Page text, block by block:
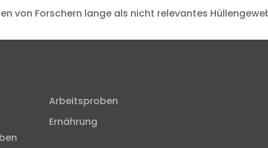
von Forschern lange als nicht relevantes
Arbeitsproben
Ernährung